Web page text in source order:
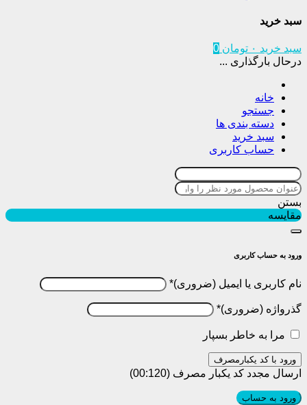
سبد خرید
سبد خرید ۰ تومان 0
درحال بارگذاری ...
خانه
جستجو
دسته بندی ها
سبد خرید
حساب کاربری
بستن
مقایسه
ورود به حساب کاربری
نام کاربری یا ایمیل *
گذرواژه *
مرا به خاطر بسپار
ورود با کد یکبارمصرف
ارسال مجدد کد یکبار مصرف (00:
120
)
ورود به حساب